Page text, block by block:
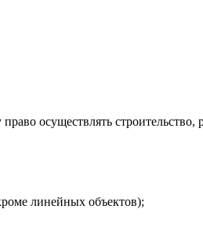
осуществлять строительство,
линейных объектов);